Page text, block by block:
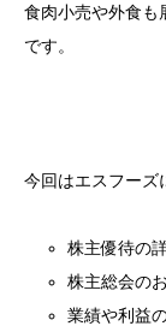
食肉小売や外食も
です。
今回はエスフーズ
株主優待の
株主総会の
業績や利益